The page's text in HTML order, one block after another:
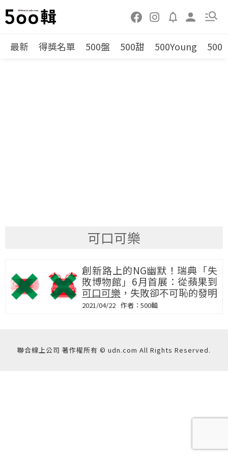
最新 得獎名單 500盤 500甜 500Young 500
可口可樂
創新路上的NG幽默！瑞典「失
敗博物館」6月首展：從蘋果到
可口可樂 ，失敗卻不可恥的發明
2021/04/22 500輯
聯合線上公司 著作權所有 © udn.com All Rights Reserved.